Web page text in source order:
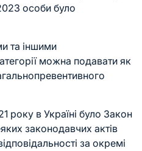
особи було
та іншими
можна подавати як
року в Україні було Закон
законодавчих актів
за окремі